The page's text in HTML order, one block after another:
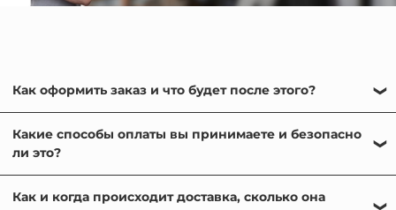
Как оформить заказ и что будет после этого?
выберете нужную кофемашину или кофеварку в
каталоге, добавьте понравившиеся товары в корзину и
следуйте подсказкам на каждом шаге. После
подтверждения заказа с вами свяжется наш менеджер-
Какие способы оплаты вы принимаете и безопасно
ли это?
картой онлайн, картой или наличными при получении
Как и когда происходит доставка, сколько она